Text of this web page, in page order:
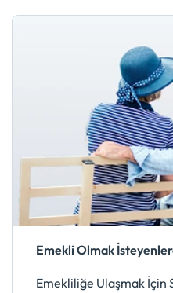
Emekli Olmak
Emekliliğe Ulaşmak İçin